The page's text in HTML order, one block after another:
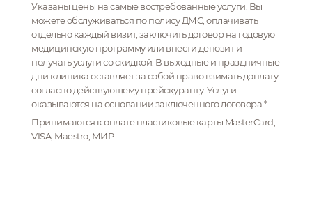
Указаны цены на самые востребованные услуги. Вы
можете обслуживаться по полису ДМС, оплачивать
отдельно каждый визит, заключить договор на годовую
медицинскую программу или внести депозит и
получать услуги со скидкой. В выходные и праздничные
дни клиника оставляет за собой право взимать доплату
согласно действующему прейскуранту. Услуги
оказываются на основании заключенного договора.*
Принимаются к оплате пластиковые карты MasterCard,
VISA, Maestro, МИР.